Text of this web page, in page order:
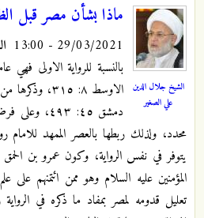
الشيخ جلال الدين
علي الصغير
ماذا بشأن مصر قبل
29/03/2021 - 13:00
بالنسبة للرواية الاولى فهي
الاوسط ٨:
دمشق ٤٥:
محدد، ولذلك ربطها بالعصر الممهد
يتوفر في نفس الرواية، وكون عمرو بن
المؤمنين عليه السلام وهو ممن ائتمنهم على
تعليل قدومه لمصر بمفاد ما ذكره في